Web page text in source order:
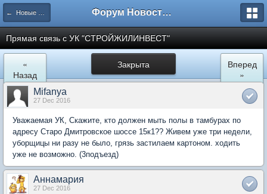
← Новые Водники Форум Новостройки
Прямая связь с УК "СТРОЙЖИЛИНВЕСТ"
Закрыта
«
Назад
Вперед
»
Mifanya
27 Dec 2016
Уважаемая УК, Скажите, кто должен мыть полы в тамбурах по
адресу Старо Дмитровское шоссе 15к1?? Живем уже три недели,
уборщицы ни разу не было, грязь застилаем картоном. ходить
уже не возможно. (3подъезд)
Аннамария
27 Dec 2016